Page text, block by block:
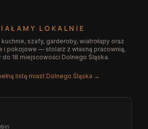
LOKALNIE
szafy, garderoby, wiatrołapy oraz
i pokojowe — stolarz z własną pracownią,
18 miejscowości Dolnego Śląska.
listę miast Dolnego Śląska →